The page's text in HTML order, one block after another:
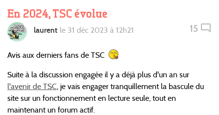
En 2024, TSC évolue
laurent le 31 déc 2023 à 12h21 15
Avis aux derniers fans de TSC
Suite à la discussion engagée il y a déjà plus d'un an sur
l'avenir de TSC, je vais engager tranquillement la bascule du
site sur un fonctionnement en lecture seule, tout en
maintenant un forum actif.